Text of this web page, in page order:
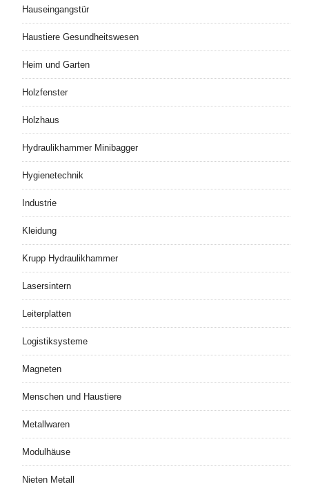
Hauseingangstür
Haustiere Gesundheitswesen
Heim und Garten
Holzfenster
Holzhaus
Hydraulikhammer Minibagger
Hygienetechnik
Industrie
Kleidung
Krupp Hydraulikhammer
Lasersintern
Leiterplatten
Logistiksysteme
Magneten
Menschen und Haustiere
Metallwaren
Modulhäuse
Nieten Metall